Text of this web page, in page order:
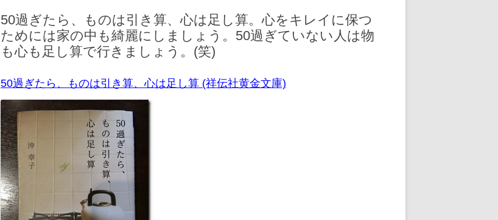
50過ぎたら、ものは引き算、心は足し算。心をキレイに保つ
ためには家の中も綺麗にしましょう。50過ぎていない人は物
も心も足し算で行きましょう。(笑)
50過ぎたら、ものは引き算、心は足し算 (祥伝社黄金文庫)